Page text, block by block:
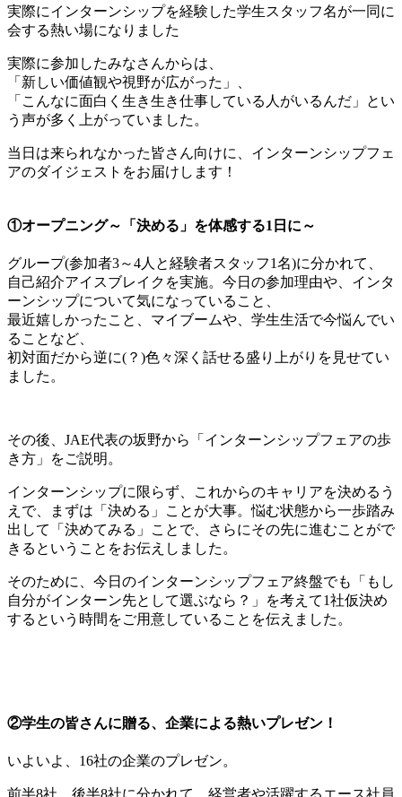
実際にインターンシップを経験した学生スタッフ名が一同に
会する熱い場になりました
実際に参加したみなさんからは、
「新しい価値観や視野が広がった」、
「こんなに面白く生き生き仕事している人がいるんだ」とい
う声が多く上がっていました。
当日は来られなかった皆さん向けに、インターンシップフェ
アのダイジェストをお届けします！
①オープニング～「決める」を体感する1日に～
グループ(参加者3～4人と経験者スタッフ1名)に分かれて、
自己紹介アイスブレイクを実施。今日の参加理由や、インタ
ーンシップについて気になっていること、
最近嬉しかったこと、マイブームや、学生生活で今悩んでい
ることなど、
初対面だから逆に(？)色々深く話せる盛り上がりを見せてい
ました。
その後、JAE代表の坂野から「インターンシップフェアの歩
き方」をご説明。
インターンシップに限らず、これからのキャリアを決めるう
えで、まずは「決める」ことが大事。悩む状態から一歩踏み
出して「決めてみる」ことで、さらにその先に進むことがで
きるということをお伝えしました。
そのために、今日のインターンシップフェア終盤でも「もし
自分がインターン先として選ぶなら？」を考えて1社仮決め
するという時間をご用意していることを伝えました。
②学生の皆さんに贈る、企業による熱いプレゼン！
いよいよ、16社の企業のプレゼン。